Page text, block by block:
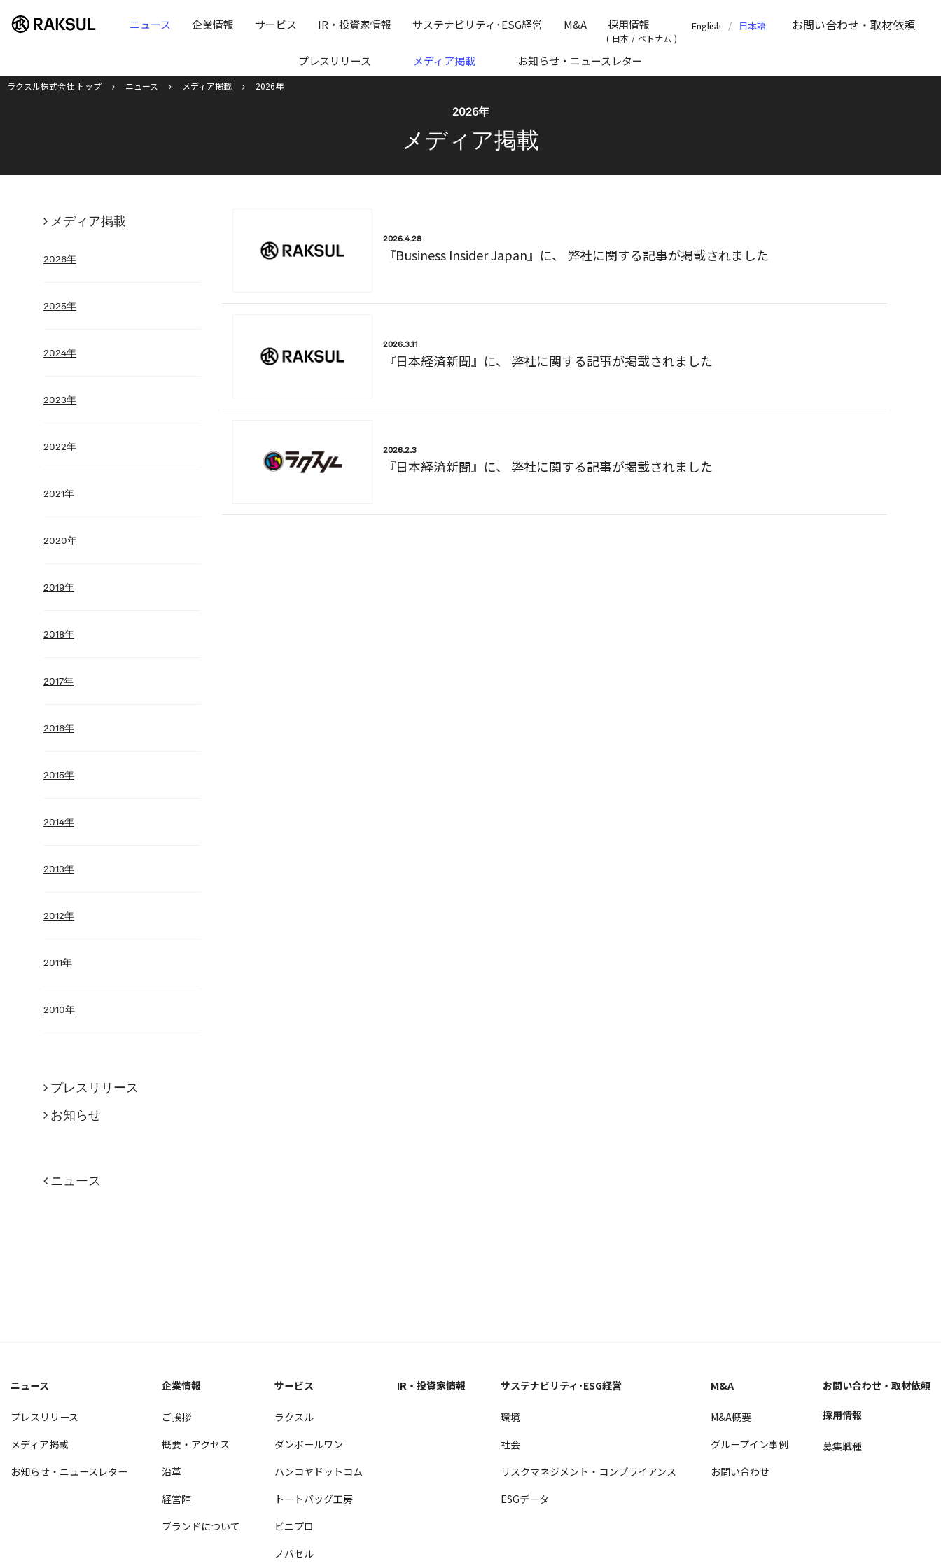
ラクスル株式会社 | ラクスル株式会社の公式企業サイトです
ニュース 企業情報 サービス IR・投資家情報 サステナビリティ･ESG経営 M&A 採用情報
日本 / ベトナム
English 日本語 お問い合わせ ・取材依頼
プレスリリース メディア掲載 お知らせ・ニュースレター
ラクスル株式会社 トップ ニュース メディア掲載 2026年
2026年
メディア掲載
メディア掲載
2026年
2025年
2024年
2023年
2022年
2021年
2020年
2019年
2018年
2017年
2016年
2015年
2014年
2013年
2012年
2011年
2010年
プレスリリース
お知らせ
ニュース
2026.4.28
『Business Insider Japan』に、 弊社に関する記事が掲載されました
2026.3.11
『日本経済新聞』に、 弊社に関する記事が掲載されました
2026.2.3
『日本経済新聞』に、 弊社に関する記事が掲載されました
ニュース
プレスリリース
メディア掲載
お知らせ・ニュースレター
企業情報
ご挨拶
概要・アクセス
沿革
経営陣
ブランドについて
サービス
ラクスル
ダンボールワン
ハンコヤドットコム
トートバッグ工房
ビニプロ
ノバセル
IR・投資家情報 サステナビリティ･ESG経営
環境
社会
リスクマネジメント・コンプライアンス
ESGデータ
M&A
M&A概要
グループイン事例
お問い合わせ
お問い合わせ・取材依頼
採用情報
募集職種